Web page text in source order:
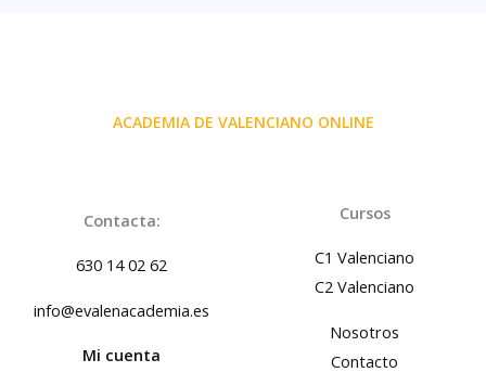
ACADEMIA DE VALENCIANO ONLINE
Contacta:
630 14 02 62
info@evalenacademia.es
Mi cuenta
Cursos
C1 Valenciano
C2 Valenciano
Nosotros
Contacto